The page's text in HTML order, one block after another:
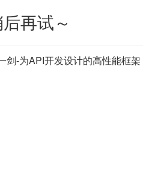
再试～
剑-为API开发设计的高性能框架